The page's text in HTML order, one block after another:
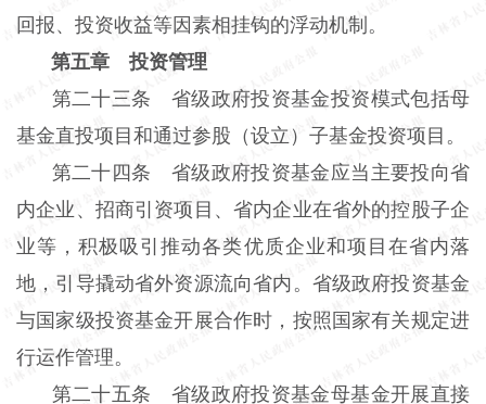
回报、投资收益等因素相挂钩的浮动机制。
第五章 投资管理
第二十三条 省级政府投资基金投资模式包括母
基金直投项目和通过参股（设立）子基金投资项目。
第二十四条 省级政府投资基金应当主要投向省
内企业、招商引资项目、省内企业在省外的控股子企
业等，积极吸引推动各类优质企业和项目在省内落
地，引导撬动省外资源流向省内。省级政府投资基金
与国家级投资基金开展合作时，按照国家有关规定进
行运作管理。
第二十五条 省级政府投资基金母基金开展直接